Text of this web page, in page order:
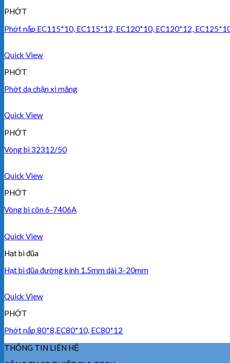
PHỚT
Phớt nắp EC115*10, EC115*12, EC120*10, EC120*12,
Quick View
PHỚT
Phớt dạ chặn xi măng
Quick View
PHỚT
Vòng bi 32312/50
Quick View
PHỚT
Vòng bi côn 6-7406A
Quick View
Hạt bi đũa
Hạt bi đũa đường kính 1.5mm dài 3-20mm
Quick View
PHỚT
Phớt nắp 80*8,EC80*10, EC80*12
THÔNG TIN LIÊN HỆ